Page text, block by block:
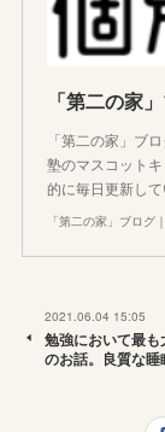
「第二の家
「第二の家」ブ
塾のマスコット
的に毎日更新し
「第二の家」ブログ
2021.06.04 15:05
勉強において最も
のお話。良質な